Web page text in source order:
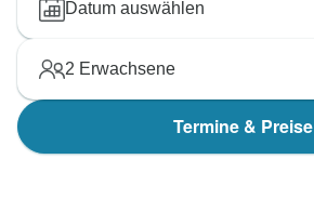
Datum auswählen
2 Erwachsene
Termine & Preise